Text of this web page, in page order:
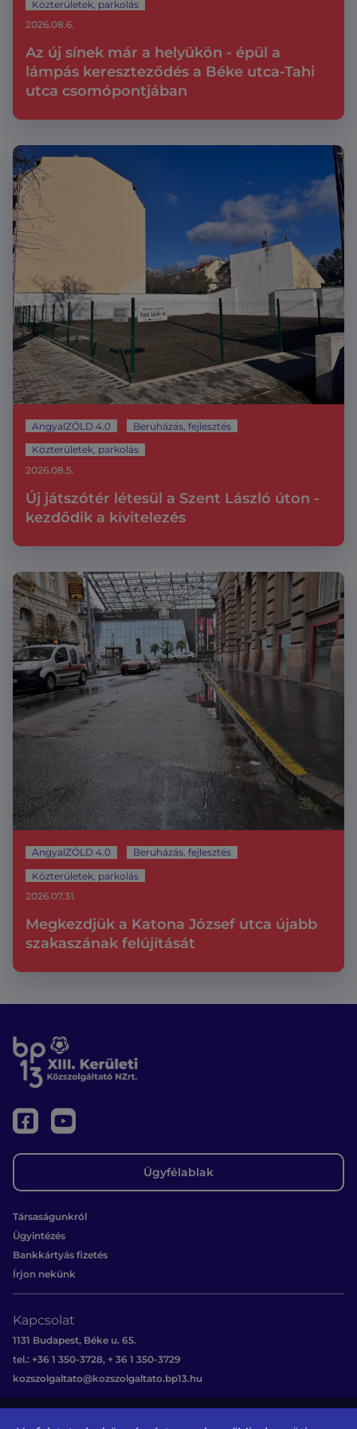
Közterületek, parkolás
Az új sínek már a helyükön - épül a
lámpás kereszteződés a Béke utca-Tahi
utca csomópontjában
2026.08.6.
AngyalZÖLD 4.0
Beruházás, fejlesztés
Közterületek, parkolás
Új játszótér létesül a Szent László úton -
kezdődik a kivitelezés
2026.08.5.
AngyalZÖLD 4.0
Beruházás, fejlesztés
Közterületek, parkolás
Megkezdjük a Katona József utca újabb
szakaszának felújítását
2026.07.31.
Ügyfélablak
Társaságunkról
Ügyintézés
Bankkártyás fizetés
Írjon nekünk
Kapcsolat
1131 Budapest, Béke u. 65.
tel.: +36 1 350-3728, + 36 1 350-3729
kozszolgaltato@kozszolgaltato.bp13.hu